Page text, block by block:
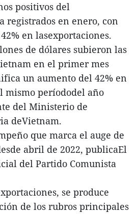
positivos del
registrados en enero, con
en lasexportaciones.
de dólares subieron las
en el primer mes
un aumento del 42% en
mismo períododel año
del Ministerio de
deVietnam.
que marca el auge de
abril de 2022, publicaEl
del Partido Comunista
se produce
de los rubros principales